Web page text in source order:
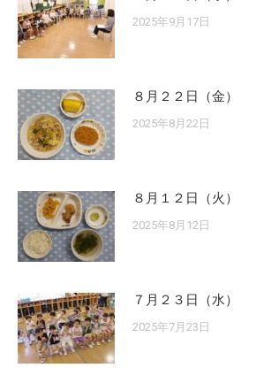
2025年9月17日
８月２２日（金）
2025年8月22日
８月１２日（火）
2025年8月12日
７月２３日（水）
2025年7月23日